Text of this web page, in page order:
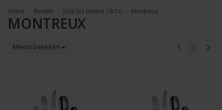
Home Bestek Sola los bestek 18/10 Montreux
MONTREUX
Meest bekeken 1 2